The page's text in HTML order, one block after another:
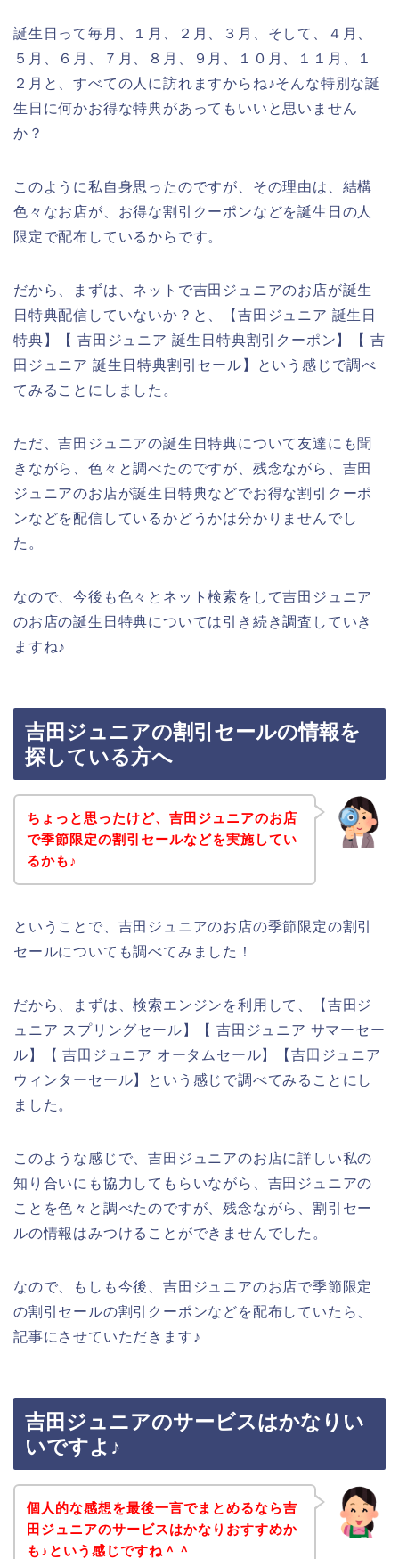
誕生日って毎月、１月、２月、３月、そして、４月、
５月、６月、７月、８月、９月、１０月、１１月、１
２月と、すべての人に訪れますからね♪そんな特別な誕
生日に何かお得な特典があってもいいと思いません
か？
このように私自身思ったのですが、その理由は、結構
色々なお店が、お得な割引クーポンなどを誕生日の人
限定で配布しているからです。
だから、まずは、ネットで吉田ジュニアのお店が誕生
日特典配信していないか？と、【吉田ジュニア 誕生日
特典】【 吉田ジュニア 誕生日特典割引クーポン】【 吉
田ジュニア 誕生日特典割引セール】という感じで調べ
てみることにしました。
ただ、吉田ジュニアの誕生日特典について友達にも聞
きながら、色々と調べたのですが、残念ながら、吉田
ジュニアのお店が誕生日特典などでお得な割引クーポ
ンなどを配信しているかどうかは分かりませんでし
た。
なので、今後も色々とネット検索をして吉田ジュニア
のお店の誕生日特典については引き続き調査していき
ますね♪
吉田ジュニアの割引セールの情報を
探している方へ
ちょっと思ったけど、吉田ジュニアのお店
で季節限定の割引セールなどを実施してい
るかも♪
ということで、吉田ジュニアのお店の季節限定の割引
セールについても調べてみました！
だから、まずは、検索エンジンを利用して、【吉田ジ
ュニア スプリングセール】【 吉田ジュニア サマーセー
ル】【 吉田ジュニア オータムセール】【吉田ジュニア
ウィンターセール】という感じで調べてみることにし
ました。
このような感じで、吉田ジュニアのお店に詳しい私の
知り合いにも協力してもらいながら、吉田ジュニアの
ことを色々と調べたのですが、残念ながら、割引セー
ルの情報はみつけることができませんでした。
なので、もしも今後、吉田ジュニアのお店で季節限定
の割引セールの割引クーポンなどを配布していたら、
記事にさせていただきます♪
吉田ジュニアのサービスはかなりい
いですよ♪
個人的な感想を最後一言でまとめるなら吉
田ジュニアのサービスはかなりおすすめか
も♪という感じですね＾＾